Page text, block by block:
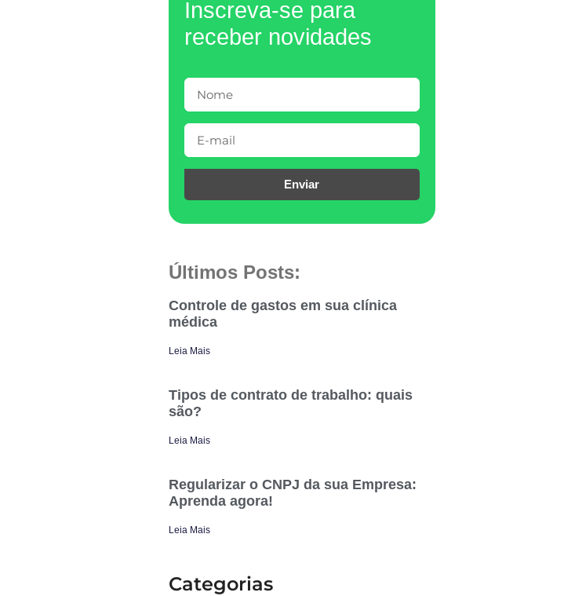
Inscreva-se para
receber novidades
Enviar
Últimos Posts:
Controle de gastos em sua clínica
médica
Leia Mais
Tipos de contrato de trabalho: quais
são?
Leia Mais
Regularizar o CNPJ da sua Empresa:
Aprenda agora!
Leia Mais
Categorias